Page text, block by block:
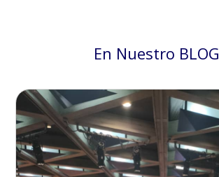
En Nuestro BLOG